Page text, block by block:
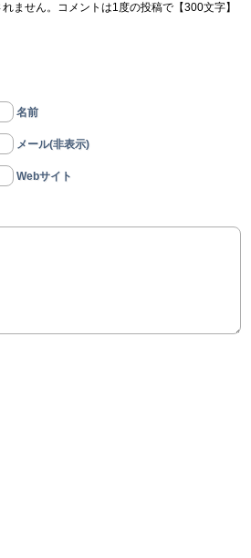
ません。コメントは1度の投稿で【300文字】
名前
メール(非表示)
Webサイト